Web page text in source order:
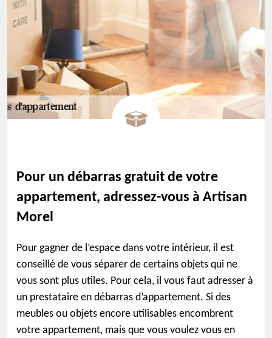
Pour un débarras gratuit de votre
appartement, adressez-vous à Artisan
Morel
Pour gagner de l’espace dans votre intérieur, il est
conseillé de vous séparer de certains objets qui ne
vous sont plus utiles. Pour cela, il vous faut adresser à
un prestataire en débarras d’appartement. Si des
meubles ou objets encore utilisables encombrent
votre appartement, mais que vous voulez vous en